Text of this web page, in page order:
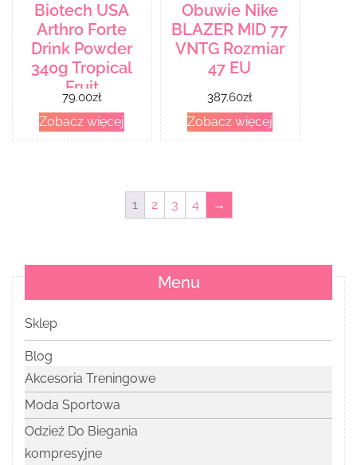
Biotech USA
Arthro Forte
Drink Powder
340g Tropical
Fruit
79.00zł
Zobacz więcej
Obuwie Nike
BLAZER MID 77
VNTG Rozmiar
47 EU
387.60zł
Zobacz więcej
1 2 3 4 →
Menu
Sklep
Blog
Akcesoria Treningowe
Moda Sportowa
Odzież Do Biegania
kompresyjne